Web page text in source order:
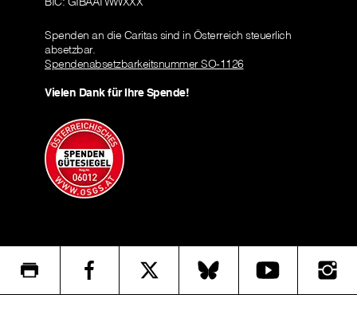
Spenden an die Caritas sind in Österreich steuerlich
absetzbar.
Spendenabsetzbarkeitsnummer SO-1126
Vielen Dank für Ihre Spende!